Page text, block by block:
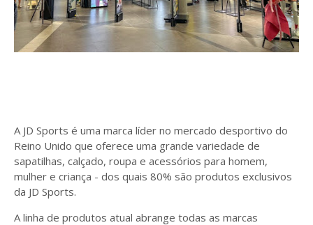
A JD Sports é uma marca líder no mercado desportivo do
Reino Unido que oferece uma grande variedade de
sapatilhas, calçado, roupa e acessórios para homem,
mulher e criança - dos quais 80% são produtos exclusivos
da JD Sports.
A linha de produtos atual abrange todas as marcas